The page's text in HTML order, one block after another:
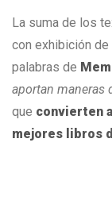
La suma de los
con exhibición
palabras de
aportan maneras
que convierten
mejores libros